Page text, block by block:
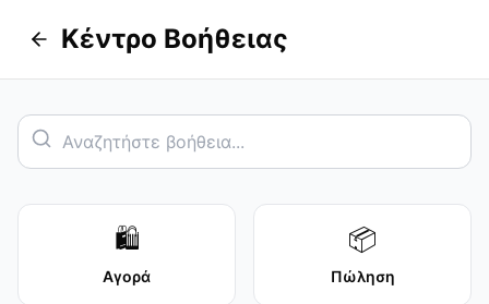
Κέντρο Βοήθειας
🛍️
Αγορά
📦
Πώληση